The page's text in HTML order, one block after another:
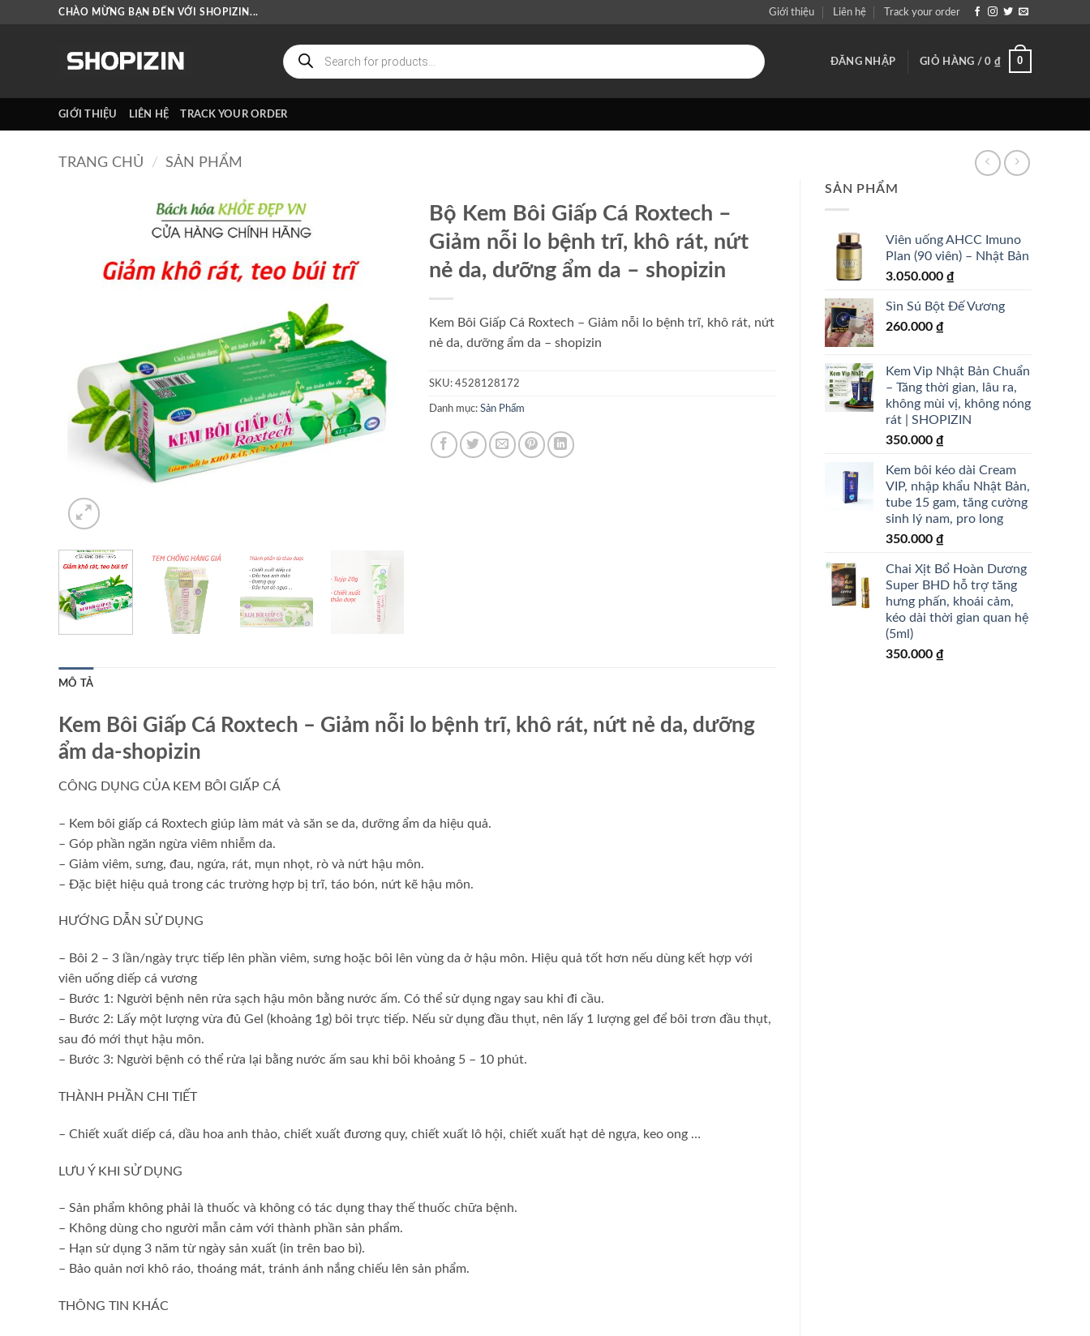
CHÀO MỪNG BẠN ĐẾN VỚI SHOPIZIN... Giới thiệu Liên hệ Track your order
Tìm
kiếm
sản
phẩm
ĐĂNG NHẬP GIỎ HÀNG /0 ₫ 0
GIỚI THIỆU LIÊN HỆ TRACK YOUR ORDER
TRANG CHỦ / SẢN PHẨM
SẢN PHẨM
Viên uống AHCC Imuno
Plan (90 viên) – Nhật Bản
3.050.000 ₫
Sìn Sú Bột Đế Vương
260.000 ₫
Kem Vip Nhật Bản Chuẩn
– Tăng thời gian, lâu ra,
không mùi vị, không nóng
rát | SHOPIZIN
350.000 ₫
Kem bôi kéo dài Cream
VIP, nhập khẩu Nhật Bản,
tube 15 gam, tăng cường
sinh lý nam, pro long
350.000 ₫
Chai Xịt Bổ Hoàn Dương
Super BHD hỗ trợ tăng
hưng phấn, khoái cảm,
kéo dài thời gian quan hệ
(5ml)
350.000 ₫
Bộ Kem Bôi Giấp Cá Roxtech –
Giảm nỗi lo bệnh trĩ, khô rát, nứt
nẻ da, dưỡng ẩm da – shopizin
Kem Bôi Giấp Cá Roxtech – Giảm nỗi lo bệnh trĩ, khô rát, nứt
nẻ da, dưỡng ẩm da – shopizin
SKU: 4528128172
Danh mục: Sản Phẩm
MÔ TẢ
Kem Bôi Giấp Cá Roxtech – Giảm nỗi lo bệnh trĩ, khô rát, nứt nẻ da, dưỡng
ẩm da-shopizin
CÔNG DỤNG CỦA KEM BÔI GIẤP CÁ
– Kem bôi giấp cá Roxtech giúp làm mát và săn se da, dưỡng ẩm da hiệu quả.
– Góp phần ngăn ngừa viêm nhiễm da.
– Giảm viêm, sưng, đau, ngứa, rát, mụn nhọt, rò và nứt hậu môn.
– Đặc biệt hiệu quả trong các trường hợp bị trĩ, táo bón, nứt kẽ hậu môn.
HƯỚNG DẪN SỬ DỤNG
– Bôi 2 – 3 lần/ngày trực tiếp lên phần viêm, sưng hoặc bôi lên vùng da ở hậu môn. Hiệu quả tốt hơn nếu dùng kết hợp với
viên uống diếp cá vương
– Bước 1: Người bệnh nên rửa sạch hậu môn bằng nước ấm. Có thể sử dụng ngay sau khi đi cầu.
– Bước 2: Lấy một lượng vừa đủ Gel (khoảng 1g) bôi trực tiếp. Nếu sử dụng đầu thụt, nên lấy 1 lượng gel để bôi trơn đầu thụt,
sau đó mới thụt hậu môn.
– Bước 3: Người bệnh có thể rửa lại bằng nước ấm sau khi bôi khoảng 5 – 10 phút.
THÀNH PHẦN CHI TIẾT
– Chiết xuất diếp cá, dầu hoa anh thảo, chiết xuất đương quy, chiết xuất lô hội, chiết xuất hạt dẻ ngựa, keo ong …
LƯU Ý KHI SỬ DỤNG
– Sản phẩm không phải là thuốc và không có tác dụng thay thế thuốc chữa bệnh.
– Không dùng cho người mẫn cảm với thành phần sản phẩm.
– Hạn sử dụng 3 năm từ ngày sản xuất (in trên bao bì).
– Bảo quản nơi khô ráo, thoáng mát, tránh ánh nắng chiếu lên sản phẩm.
THÔNG TIN KHÁC